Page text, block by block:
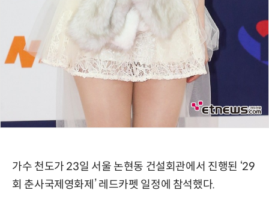
가수 천도가 23일 서울 논현동 건설회관에서 진행된 ‘29
회 춘사국제영화제’ 레드카펫 일정에 참석했다.